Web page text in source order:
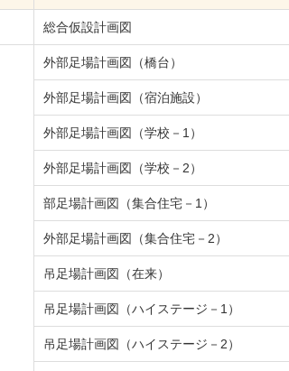
総合仮設計画図
外部足場計画図（橋台）
外部足場計画図（宿泊施設）
外部足場計画図（学校－1）
外部足場計画図（学校－2）
部足場計画図（集合住宅－1）
外部足場計画図（集合住宅－2）
吊足場計画図（在来）
吊足場計画図（ハイステージ－1）
吊足場計画図（ハイステージ－2）